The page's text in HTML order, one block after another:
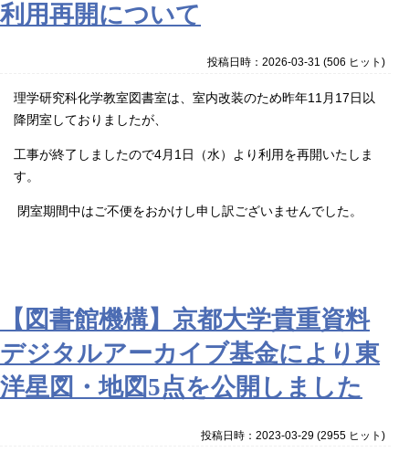
利用再開について
投稿日時：2026-03-31 (506 ヒット )
理学研究科化学教室図書室は、室内改装のため昨年11月17日以
降閉室しておりましたが、
工事が終了しましたので4月1日（水）より利用を再開いたしま
す。
閉室期間中はご不便をおかけし申し訳ございませんでした。
【図書館機構】京都大学貴重資料
デジタルアーカイブ基金により東
洋星図・地図5点を公開しました
投稿日時：2023-03-29(2955 ヒット )